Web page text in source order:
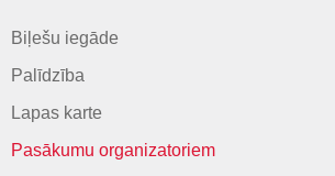
Biļešu iegāde
Palīdzība
Lapas karte
Pasākumu organizatoriem